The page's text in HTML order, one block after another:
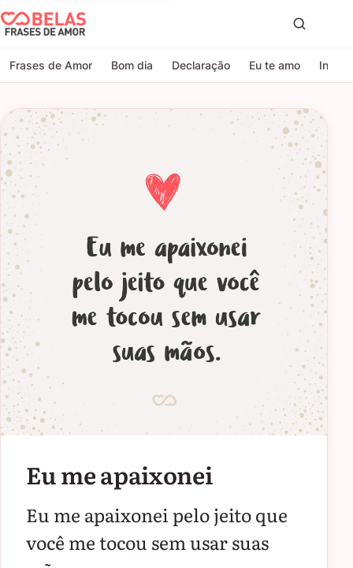
Belas Frases de Amor
Frases de Amor Bom dia Declaração Eu te amo
Eu me apaixonei
Eu me apaixonei pelo jeito que
você me tocou sem usar suas